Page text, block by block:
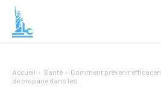
Accueil Santé
Comment prévenir
de propane dans les...